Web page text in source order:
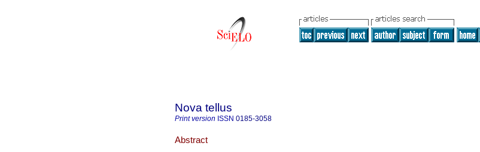
Nova tellus
Print version ISSN 0185-3058
Abstract